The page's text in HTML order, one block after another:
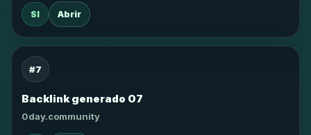
SI Abrir
#7
Backlink generado 07
0day.community